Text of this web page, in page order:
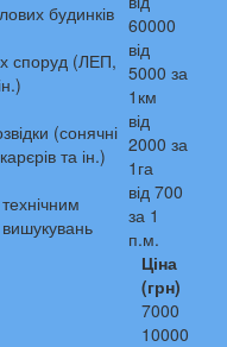
будинків 60000
споруд (ЛЕП,
від
5000 за
1км
(сонячні
та ін.)
від
2000 за
1га
вишукувань
від 700
за 1
п.м.
Ціна
(грн)
7000
10000